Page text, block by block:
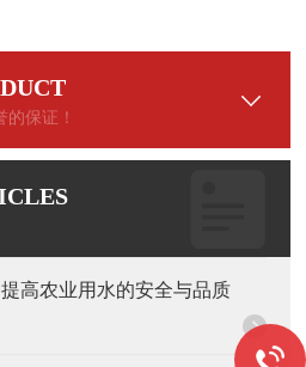
保证！
高农业用水的安全与品质